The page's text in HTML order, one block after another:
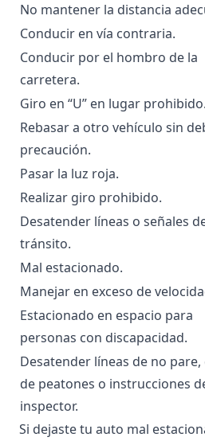
No mantener la distancia
Conducir en vía contraria.
Conducir por el hombro de la
carretera.
Giro en “U” en lugar prohibido.
Rebasar a otro vehículo sin
precaución.
Pasar la luz roja.
Realizar giro prohibido.
Desatender líneas o señales
tránsito.
Mal estacionado.
Manejar en exceso de
Estacionado en espacio para
personas con discapacidad.
Desatender líneas de no pare,
de peatones o instrucciones
inspector.
Si dejaste tu auto mal